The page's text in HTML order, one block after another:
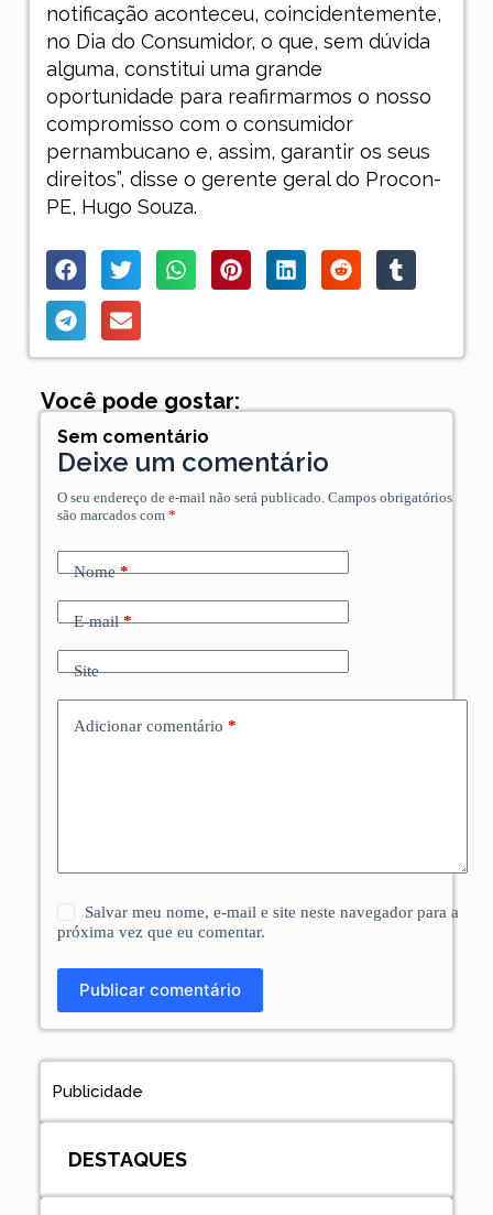
notificação aconteceu, coincidentemente,
no Dia do Consumidor, o que, sem dúvida
alguma, constitui uma grande
oportunidade para reafirmarmos o nosso
compromisso com o consumidor
pernambucano e, assim, garantir os seus
direitos”, disse o gerente geral do Procon-
PE, Hugo Souza.
Você pode gostar:
Sem comentário
Deixe um comentário
O seu endereço de e-mail não será publicado. Campos obrigatórios
são marcados com *
Nome*
E-mail*
Site
Adicionar comentário *
Salvar meu nome, e-mail e site neste navegador para a
próxima vez que eu comentar.
Publicar comentário
Publicidade
DESTAQUES